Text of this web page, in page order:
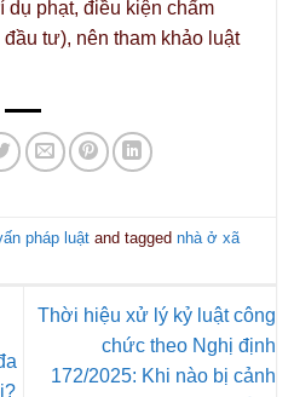
dụ phạt, điều kiện chấm
tư), nên tham khảo luật
pháp luật and taggednhà ở xã
Thời hiệu xử lý kỷ luật công
chức theo Nghị định
172/2025: Khi nào bị cảnh